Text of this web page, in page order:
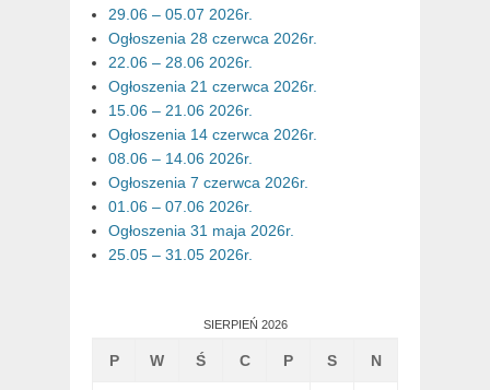
29.06 – 05.07 2026r.
Ogłoszenia 28 czerwca 2026r.
22.06 – 28.06 2026r.
Ogłoszenia 21 czerwca 2026r.
15.06 – 21.06 2026r.
Ogłoszenia 14 czerwca 2026r.
08.06 – 14.06 2026r.
Ogłoszenia 7 czerwca 2026r.
01.06 – 07.06 2026r.
Ogłoszenia 31 maja 2026r.
25.05 – 31.05 2026r.
SIERPIEŃ 2026
P W Ś C P S N